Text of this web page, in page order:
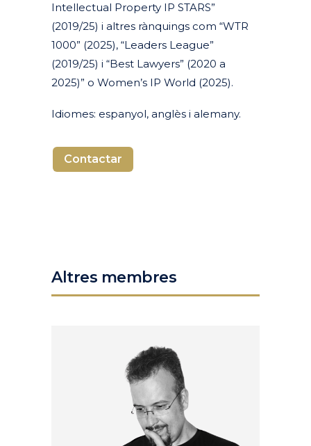
Intellectual Property IP STARS”
(2019/25) i altres rànquings com “WTR
1000” (2025), “Leaders League”
(2019/25) i “Best Lawyers” (2020 a
2025)” o Women’s IP World (2025).
Idiomes: espanyol, anglès i alemany.
Contactar
Altres membres